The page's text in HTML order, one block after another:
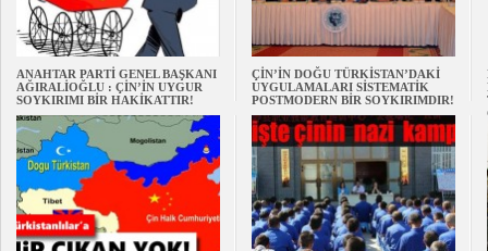
ANAHTAR PARTİ GENEL BAŞKANI
AĞIRALİOĞLU : ÇİN’İN UYGUR
SOYKIRIMI BİR HAKİKATTIR!
ÇİN’İN DOĞU TÜRKİSTAN’DAKİ
UYGULAMALARI SİSTEMATİK
POSTMODERN BİR SOYKIRIMDIR!